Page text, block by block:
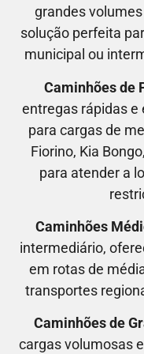
grandes
solução perfeita
municipal ou
Caminhões de
entregas rápidas e
para cargas de
Fiorino, Kia
para atender a
Caminhões
intermediário,
em rotas de
transportes
Caminhões de
cargas volumosas